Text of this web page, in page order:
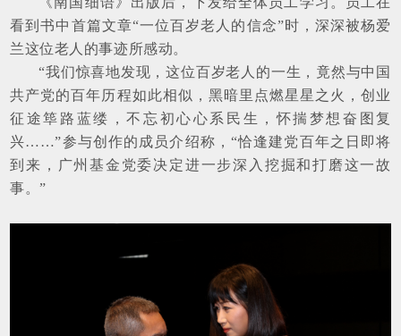
看到书中首篇文章“一位百岁老人的信念”时，深深被杨爱
兰这位老人的事迹所感动。
“我们惊喜地发现，这位百岁老人的一生，竟然与中国
共产党的百年历程如此相似，黑暗里点燃星星之火，创业
征途筚路蓝缕，不忘初心心系民生，怀揣梦想奋图复
兴……”参与创作的成员介绍称，“恰逢建党百年之日即将
到来，广州基金党委决定进一步深入挖掘和打磨这一故
事。”